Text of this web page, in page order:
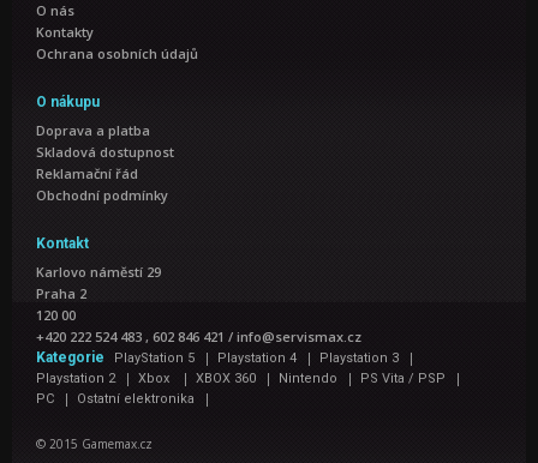
O nás
Kontakty
Ochrana osobních údajů
O nákupu
Doprava a platba
Skladová dostupnost
Reklamační řád
Obchodní podmínky
Kontakt
Karlovo náměstí 29
Praha 2
120 00
+420 222 524 483 , 602 846 421 / info@servismax.cz
Kategorie PlayStation 5 | Playstation 4 | Playstation 3 |
Playstation 2 | Xbox | XBOX 360 | Nintendo | PS Vita / PSP |
PC | Ostatní elektronika |
© 2015 Gamemax.cz